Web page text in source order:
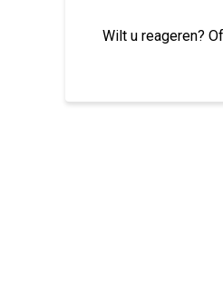
Wilt u reageren?